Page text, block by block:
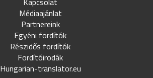
Médiaajánlat
Partnereink
Egyéni fordítók
Részidős fordítók
Fordítóirodák
Hungarian-translator.eu